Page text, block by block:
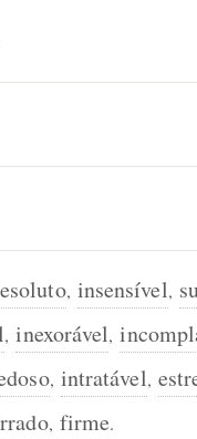
, insensível,
, inexorável,
, intratável,
, firme.